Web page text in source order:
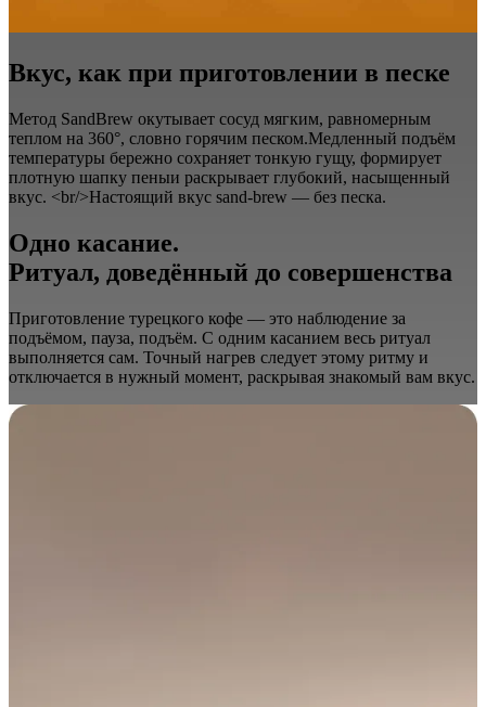
Вкус, как при приготовлении в песке
Метод SandBrew окутывает сосуд мягким, равномерным
теплом на 360°, словно горячим песком.Медленный подъём
температуры бережно сохраняет тонкую гущу, формирует
плотную шапку пеныи раскрывает глубокий, насыщенный
вкус. <br/>Настоящий вкус sand-brew — без песка.
Одно касание.
Ритуал, доведённый до совершенства
Приготовление турецкого кофе — это наблюдение за
подъёмом, пауза, подъём. С одним касанием весь ритуал
выполняется сам. Точный нагрев следует этому ритму и
отключается в нужный момент, раскрывая знакомый вам вкус.